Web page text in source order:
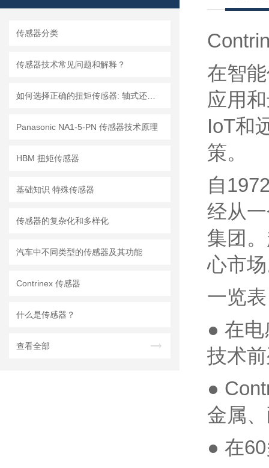
传感器分类
传感器技术常见问题和解释？
Panasonic NA1-5-PN 传感器技术原理
HBM 扭矩传感器
基础知识 特殊传感器
传感器的复杂化和多样化
汽车中不同类型的传感器及其功能
Contrinex 传感器
什么是传感器？
查看全部
在智
应用
IoT和
策。
自
经从
集团
心市
一览表
● 在
技术
●
金属
● 在